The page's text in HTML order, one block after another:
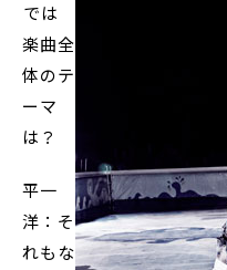
――では
楽曲全
体のテ
ーマ
は？
平一
洋：そ
れもな